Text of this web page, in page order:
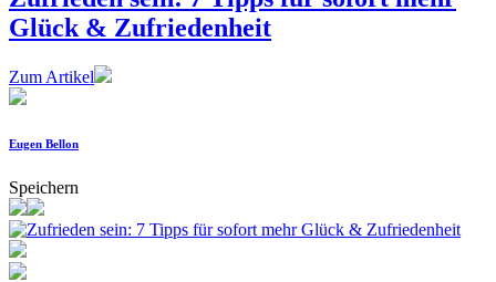
Glück & Zufriedenheit
Zum Artikel
Eugen Bellon
Speichern